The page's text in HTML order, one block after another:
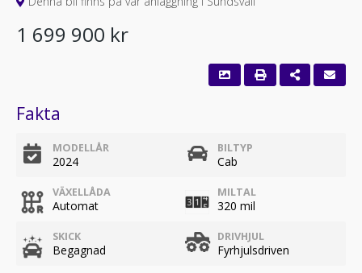
1 699 900 kr
Fakta
MODELLÅR
2024
BILTYP
Cab
VÄXELLÅDA
Automat
MILTAL
320 mil
SKICK
Begagnad
DRIVHJUL
Fyrhjulsdriven